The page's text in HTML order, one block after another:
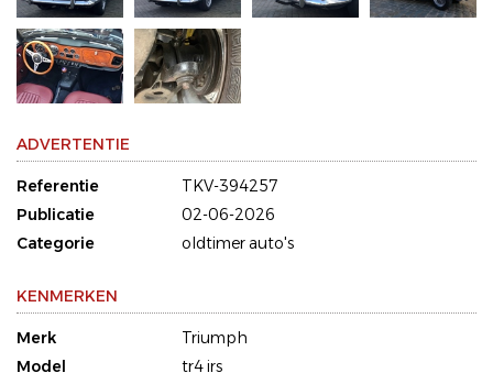
ADVERTENTIE
Referentie
TKV-394257
Publicatie
02-06-2026
Categorie
oldtimer auto's
KENMERKEN
Merk
Triumph
Model
tr4 irs